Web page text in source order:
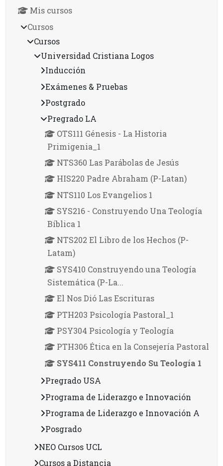
Mis cursos
Cursos
Cursos
Universidad Cristiana Logos
Inducción
Exámenes & Pruebas
Postgrado
Pregrado LA
OTS111 Génesis - La Historia
Primigenia_1
NTS360 Las Parábolas de Jesús
HIS220 Padre Abraham (P-Latan)
NTS110 Los Evangelios 1
SYS216 - Construyendo Una Teología
Bíblica 1
NTS202 El Libro de los Hechos (P-
Latam)
SYS410 Construyendo una Teología
Sistemática (P-La...
El Nos Dió Las Escrituras
PTH203 Psicología Pastoral_1
PSY304 Psicología y Teología
PTH306 Ética en la Consejería Pastoral
SYS411 Construyendo Su Teología 1
Pregrado USA
Programa de Liderazgo e Innovación
Programa de Liderazgo e Innovación A
Posgrado
NEO Cursos UCL
Cursos a Distancia